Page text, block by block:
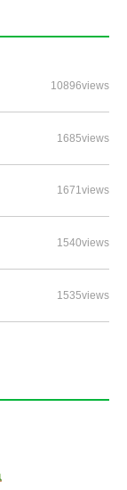
10896views
1685views
1671views
1540views
1535views